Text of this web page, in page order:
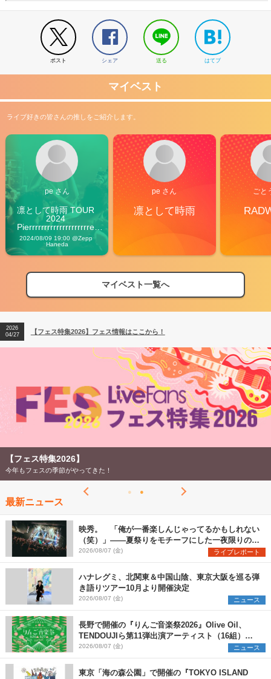
ポスト シェア 送る はてブ
マイベスト
ライブ好きの皆さんの推しをご紹介します。
pe さん
凛として時雨 TOUR
2024
Pierrrrrrrrrrrrrrrrrrrre
Vibes
2024/08/09 19:00 @Zepp
Haneda
pe さん
凛として時雨
ごと
マイベスト一覧へ
【フェス特集2026】フェス情報はここから！
【ライブ動員ランキング】2026年上半期編発表！
2026
04/27
【フェス特集2026】フェス情報はここから！
2026
【ライブ動員ランキング】2026年上半期編発表！
【フェス特集2026】
今年もフェスの季節がやってきた！
最新ニュース
映秀。 「俺が一番楽しんじゃってるかもしれない
（笑）」――夏祭りをモチーフにした一夜限りのス
ペシャルライブ『色祭』レポート
2026/08/07 (金) ライブレポート
ハナレグミ、北関東＆中国山陰、東京大阪を巡る弾
き語りツアー10月より開催決定
2026/08/07 (金) ニュース
長野で開催の『りんご音楽祭2026』Olive Oil、
TENDOUJIら第11弾出演アーティスト（16組）を
発表
2026/08/07 (金) ニュース
東京「海の森公園」で開催の『TOKYO ISLAND